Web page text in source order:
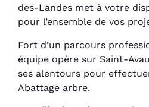
des-Landes met à votre
pour l’ensemble de vos
Fort d’un parcours
équipe opère sur Saint-
ses alentours pour
Abattage arbre.